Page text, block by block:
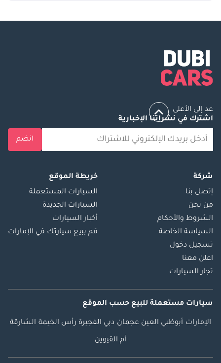
عد إلى الأعلى
اشترك في نشراتنا الإخبارية
انضم
شركة
إتصل بنا
من نحن
الشروط والأحكام
السياسة الخاصة
تسجيل دخول
اعلن معنا
تجار السيارات
خريطة الموقع
السيارات المستعملة
السيارات الجديدة
أخبار السيارات
قم ببيع سيارتك في الإمارات
سيارات مستعملة للبيع حسب الموقع
الإمارات أبوظبي العين عجمان دبي الفجيرة رأس الخيمة الشارقة
أم القيوين